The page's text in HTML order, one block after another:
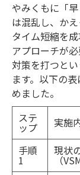
やみくもに「
は混乱し、か
タイム短縮を
アプローチが
対策を打つと
ます。以下の
めました。
ステ
ップ 実施
手順
1
現状
（